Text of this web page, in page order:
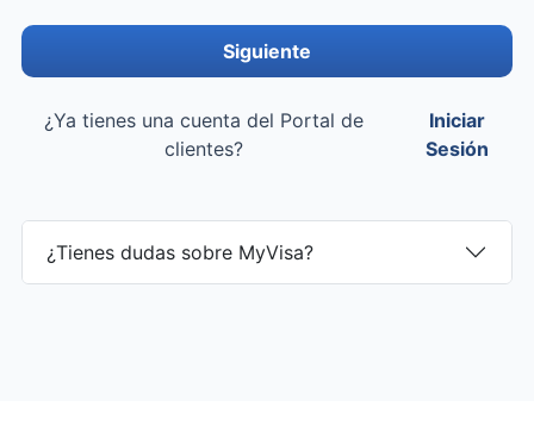
Siguiente
¿Ya tienes una cuenta del Portal de
clientes?
Iniciar
Sesión
¿Tienes dudas sobre MyVisa?